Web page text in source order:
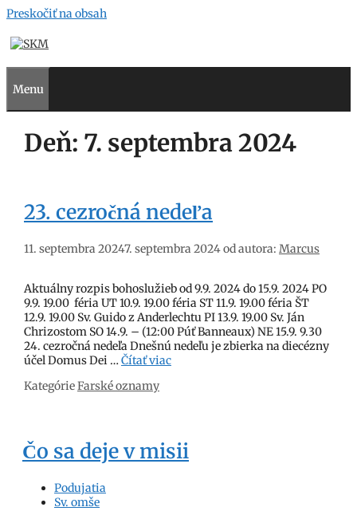
Preskočiť na obsah
Menu
Deň: 7. septembra 2024
23. cezročná nedeľa
11. septembra 20247. septembra 2024od autora: Marcus
Aktuálny rozpis bohoslužieb od 9.9. 2024 do 15.9. 2024 PO
9.9. 19.00 féria UT 10.9. 19.00 féria ST 11.9. 19.00 féria ŠT
12.9. 19.00 Sv. Guido z Anderlechtu PI 13.9. 19.00 Sv. Ján
Chrizostom SO 14.9. – (12:00 Púť Banneaux) NE 15.9. 9.30
24. cezročná nedeľa Dnešnú nedeľu je zbierka na diecézny
účel Domus Dei …Čítať viac
KategórieFarské oznamy
Čo sa deje v misii
Podujatia
Sv. omše